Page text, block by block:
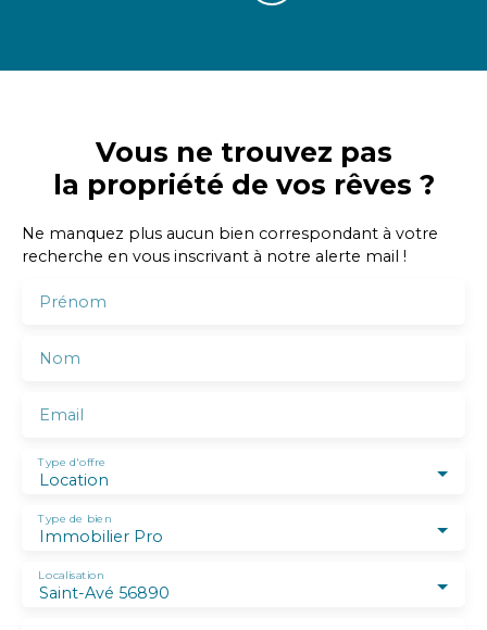
Vous ne trouvez pas
la propriété de vos rêves ?
Ne manquez plus aucun bien correspondant à votre
recherche en vous inscrivant à notre alerte mail !
Prénom
Nom
Email
Location
Type d'offre
Immobilier Pro
Type de bien
Saint-Avé 56890
Localisation